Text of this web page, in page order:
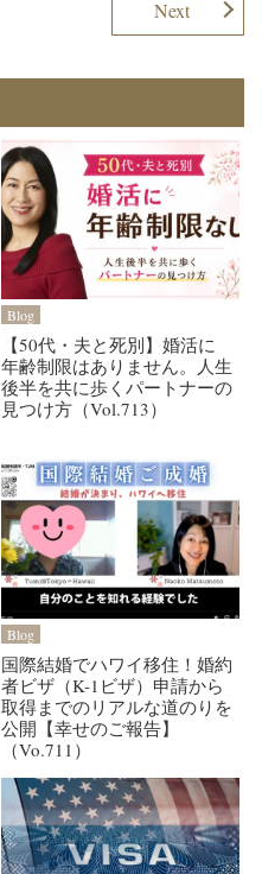
Next
Blog
【50代・夫と死別】婚活に
年齢制限はありません。人生
後半を共に歩くパートナーの
見つけ方（Vol.713）
Blog
国際結婚でハワイ移住！婚約
者ビザ（K-1ビザ）申請から
取得までのリアルな道のりを
公開【幸せのご報告】
（Vo.711）